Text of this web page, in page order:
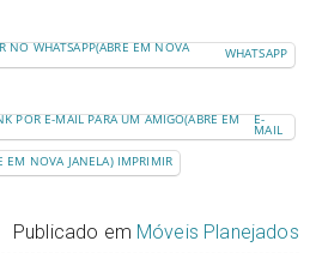
NO WHATSAPP(ABRE EM NOVA WHATSAPP
POR E-MAIL PARA UM AMIGO(ABRE EM E-
MAIL
EM NOVA JANELA) IMPRIMIR
Publicado em Móveis Planejados